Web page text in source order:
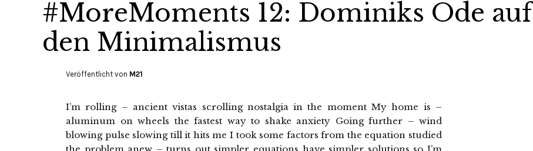
#MoreMoments 12: Dominiks Ode auf
den Minimalismus
Veröffentlicht von M21
I’m rolling – ancient vistas scrolling nostalgia in the moment My home is –
aluminum on wheels the fastest way to shake anxiety Going further – wind
blowing pulse slowing till it hits me I took some factors from the equation studied